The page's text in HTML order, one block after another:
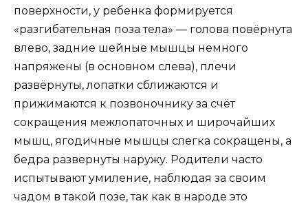
поверхности, у ребенка формируется
«разгибательная поза тела» — голова повёрнута
влево, задние шейные мышцы немного
напряжены (в основном слева), плечи
развёрнуты, лопатки сближаются и
прижимаются к позвоночнику за счёт
сокращения межлопаточных и широчайших
мышц, ягодичные мышцы слегка сокращены, а
бедра развернуты наружу. Родители часто
испытывают умиление, наблюдая за своим
чадом в такой позе, так как в народе это